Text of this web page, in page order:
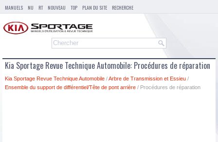
MANUELS NU RT NOUVEAU TOP PLAN DU SITE RECHERCHE
Kia Sportage Revue Technique Automobile: Procédures de réparation
Kia Sportage Revue Technique Automobile /Arbre de Transmission et Essieu /
Ensemble du support de différentiel/Tête de pont arrière / Procédures de réparation